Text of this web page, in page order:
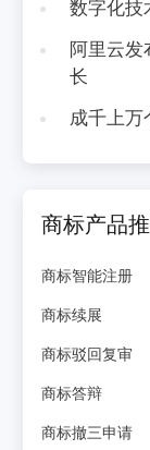
数字化技
阿里云
长
成千上万
商标产品
商标智能注册
商标续展
商标驳回复审
商标答辩
商标撤三申请